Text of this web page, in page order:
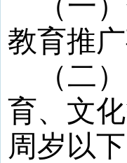
教育推广
（二
育、文
周岁以